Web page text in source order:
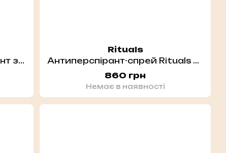
Парфумований дезодорант з гіалуроновою кислотою і пребіотиками HOLLYSKIN Prebiotic Deo. Green Tea
Rituals
Антиперспірант-спрей Rituals The Ritual of Sakura 150 мл
860 грн
Немає в наявності